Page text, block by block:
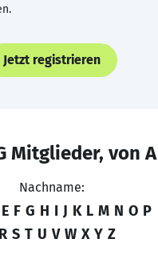
Jetzt registrieren
Mitglieder, von
Nachname:
E F G H I J K L M N O P
R S T U V W X Y Z